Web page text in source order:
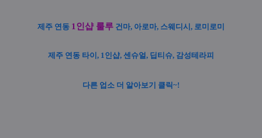
제주 연동 1인샵 룰루 건마, 아로마, 스웨디시, 로미로미
제주 연동 타이, 1인샵, 센슈얼, 딥티슈, 감성테라피
다른 업소 더 알아보기 클릭~!